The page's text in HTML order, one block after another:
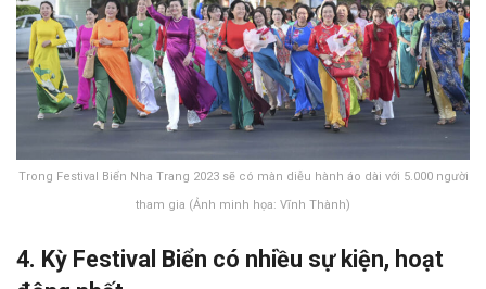
Trong Festival Biển Nha Trang 2023 sẽ có màn diễu hành áo dài với 5.000 người
tham gia (Ảnh minh họa: Vĩnh Thành)
4. Kỳ Festival Biển có nhiều sự kiện, hoạt